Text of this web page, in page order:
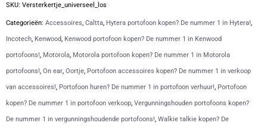
SKU: Versterkertje_universeel_los
Categorieën: Accessoires, Caltta, Hytera portofoon kopen? De nummer 1 in Hytera!,
Incotech, Kenwood, Kenwood portofoon kopen? De nummer 1 in Kenwood
portofoons!, Motorola, Motorola portofoon kopen? De nummer 1 in Motorola
portofoons!, On ear, Oortje, Portofoon accessoires kopen? De nummer 1 in verkoop
van accessoires!, Portofoon huren? De nummer 1 in portofoon verhuur!, Portofoon
kopen? De nummer 1 in portofoon verkoop, Vergunningshouden portofoons kopen?
De nummer 1 in vergunningshoudende portofoons!, Walkie talkie kopen? De